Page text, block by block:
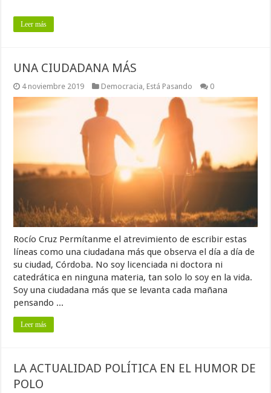
Leer más
UNA CIUDADANA MÁS
4 noviembre 2019 Democracia Está Pasando 0
Rocío Cruz Permítanme el atrevimiento de escribir estas
líneas como una ciudadana más que observa el día a día de
su ciudad, Córdoba. No soy licenciada ni doctora ni
catedrática en ninguna materia, tan solo lo soy en la vida.
Soy una ciudadana más que se levanta cada mañana
pensando ...
Leer más
LA ACTUALIDAD POLÍTICA EN EL HUMOR DE
POLO